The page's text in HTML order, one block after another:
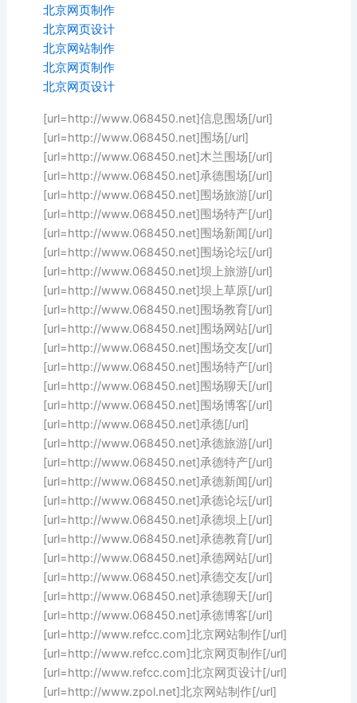
北京网页制作
北京网页设计
北京网站制作
北京网页制作
北京网页设计
[url=http://www.068450.net]信息围场[/url]
[url=http://www.068450.net]围场[/url]
[url=http://www.068450.net]木兰围场[/url]
[url=http://www.068450.net]承德围场[/url]
[url=http://www.068450.net]围场旅游[/url]
[url=http://www.068450.net]围场特产[/url]
[url=http://www.068450.net]围场新闻[/url]
[url=http://www.068450.net]围场论坛[/url]
[url=http://www.068450.net]坝上旅游[/url]
[url=http://www.068450.net]坝上草原[/url]
[url=http://www.068450.net]围场教育[/url]
[url=http://www.068450.net]围场网站[/url]
[url=http://www.068450.net]围场交友[/url]
[url=http://www.068450.net]围场特产[/url]
[url=http://www.068450.net]围场聊天[/url]
[url=http://www.068450.net]围场博客[/url]
[url=http://www.068450.net]承德[/url]
[url=http://www.068450.net]承德旅游[/url]
[url=http://www.068450.net]承德特产[/url]
[url=http://www.068450.net]承德新闻[/url]
[url=http://www.068450.net]承德论坛[/url]
[url=http://www.068450.net]承德坝上[/url]
[url=http://www.068450.net]承德教育[/url]
[url=http://www.068450.net]承德网站[/url]
[url=http://www.068450.net]承德交友[/url]
[url=http://www.068450.net]承德聊天[/url]
[url=http://www.068450.net]承德博客[/url]
[url=http://www.refcc.com]北京网站制作[/url]
[url=http://www.refcc.com]北京网页制作[/url]
[url=http://www.refcc.com]北京网页设计[/url]
[url=http://www.zpol.net]北京网站制作[/url]